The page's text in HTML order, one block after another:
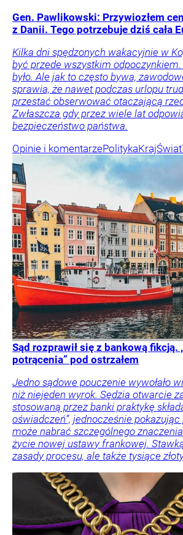
Gen. Pawlikowski: Przywiozłem
z Danii. Tego potrzebuje dziś cała
Kilka dni spędzonych wakacyjnie w
być przede wszystkim
było. Ale jak to często bywa,
sprawia, że nawet podczas urlopu
przestać obserwować otaczającą
Zwłaszcza gdy przez wiele lat
bezpieczeństwo państwa.
Opinie i komentarzePolitykaKrajŚwiat
Sąd rozprawił się z bankową fikcją.
potrącenia” pod ostrzałem
Jedno sądowe pouczenie wywołało
niż niejeden wyrok. Sędzia otwarcie
stosowaną przez banki praktykę
oświadczeń”, jednocześnie
może nabrać szczególnego
życie nowej ustawy frankowej.
zasady procesu, ale także tysiące